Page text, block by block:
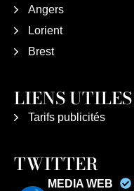
Angers
Lorient
Brest
LIENS UTILES
Tarifs publicités
TWITTER
MEDIA WEB